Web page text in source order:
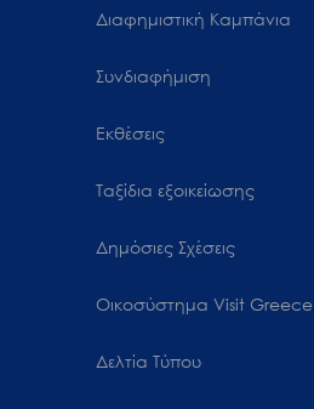
Διαφημιστική Καμπάνια
Συνδιαφήμιση
Εκθέσεις
Ταξίδια εξοικείωσης
Δημόσιες Σχέσεις
Oικοσύστημα Visit Greece
Δελτία Τύπου